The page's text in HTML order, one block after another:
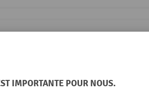
RR-Industrietechnik® bras de levage
Extensible en 6 positions pour une
Capacité d’inclinaison : 45° –
chariot pour hauts rayonnages